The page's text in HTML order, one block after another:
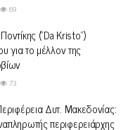
69
(“Da Kristo”)
για το μέλλον της
73
Δυτ. Μακεδονίας:
περιφερειάρχης